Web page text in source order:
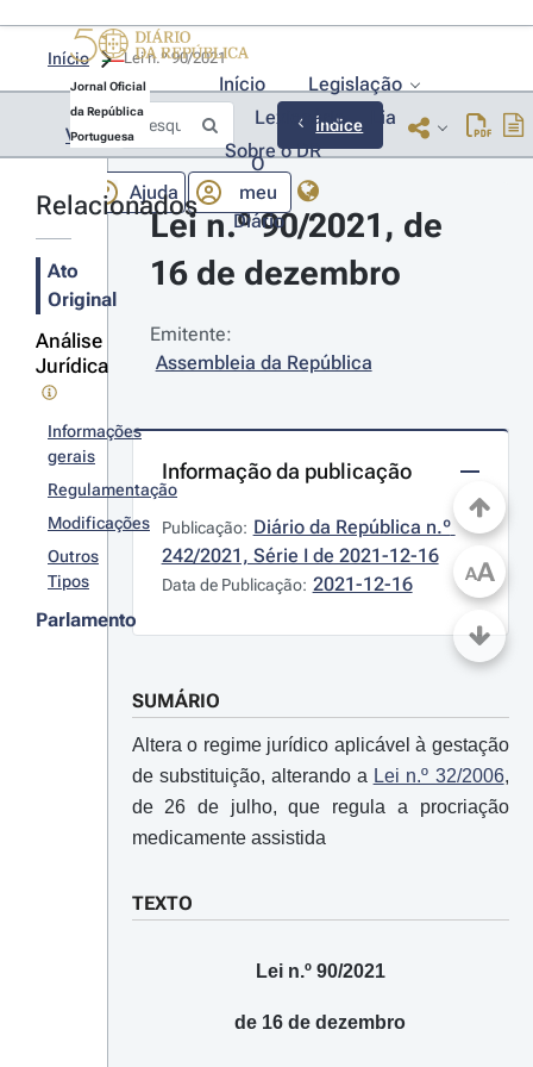
Jornal Oficial
da República
Portuguesa
Início
Legislação
Lexionário
Lia
Sobre o DR
Ajuda
O
meu
Diário
Início Lei n.º 90/2021
Voltar Índice
Relacionados
Ato
Original
Análise
Jurídica
Informações
gerais
Regulamentação
Modificações
Outros
Tipos
Parlamento
Lei n.º 90/2021, de
16 de dezembro
Emitente:
Assembleia da República
Informação da publicação
Publicação: Diário da República n.º
242/2021, Série I de 2021-12-16
Data de Publicação: 2021-12-16
SUMÁRIO
Altera o regime jurídico aplicável à gestação
de substituição, alterando a Lei n.º 32/2006,
de 26 de julho, que regula a procriação
medicamente assistida
TEXTO
Lei n.º 90/2021
de 16 de dezembro
AA